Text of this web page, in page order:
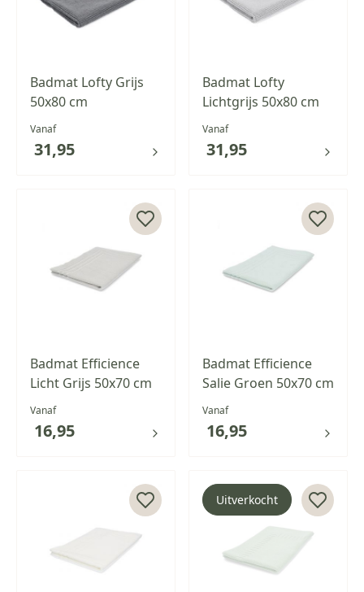
Badmat Lofty Grijs
50x80 cm
Vanaf
31,95
Badmat Lofty
Lichtgrijs 50x80 cm
Vanaf
31,95
Badmat Efficience
Licht Grijs 50x70 cm
Vanaf
16,95
Badmat Efficience
Salie Groen 50x70 cm
Vanaf
16,95
Uitverkocht